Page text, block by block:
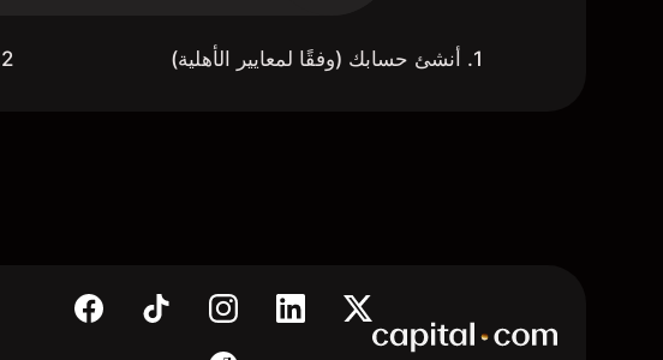
1. أنشئ حسابك (وفقًا لمعايير الأهلية) 2. أودع الأموال بالشروط التي تناسبك